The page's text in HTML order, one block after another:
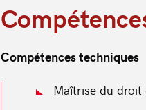
Compétences techniques
Maîtrise du droit